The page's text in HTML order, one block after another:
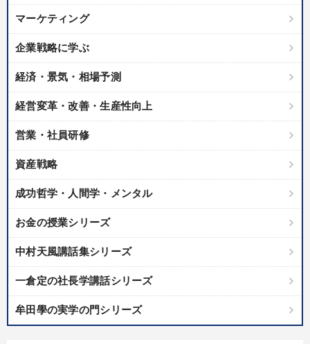
マーケティング
企業戦略に学ぶ
経済・景気・相場予測
経営変革・改善・生産性向上
営業・社員研修
資産戦略
成功哲学・人間学・メンタル
お金の授業シリーズ
中村天風講話集シリーズ
一倉定の社長学講話シリーズ
牟田學の実学の門シリーズ